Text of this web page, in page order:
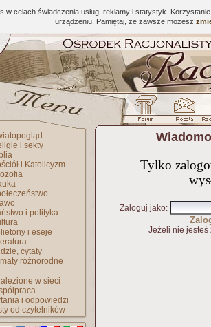
w celach świadczenia usług, reklamy i statystyk.
urządzeniu. Pamiętaj, że zawsze możesz
i sekty
i Katolicyzm
i polityka
i eseje
cytaty
różnorodne
w sieci
i odpowiedzi
od czytelników
Tylko
Zaloguj jako:
Jeżeli nie